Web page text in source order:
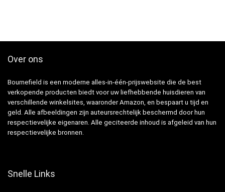
Over ons
Bournefield is een moderne alles-in-één-prijswebsite die de best
verkopende producten biedt voor uw liefhebbende huisdieren van
verschillende winkelsites, waaronder Amazon, en bespaart u tijd en
geld. Alle afbeeldingen zijn auteursrechtelijk beschermd door hun
respectievelijke eigenaren. Alle geciteerde inhoud is afgeleid van hun
respectievelijke bronnen.
Snelle Links